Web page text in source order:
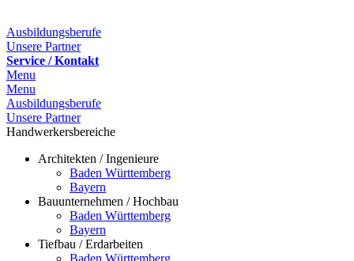
Ausbildungsberufe
Unsere Partner
Service / Kontakt
Menu
Menu
Ausbildungsberufe
Unsere Partner
Handwerkersbereiche
Architekten / Ingenieure
Baden Württemberg
Bayern
Bauunternehmen / Hochbau
Baden Württemberg
Bayern
Tiefbau / Erdarbeiten
Baden Württemberg